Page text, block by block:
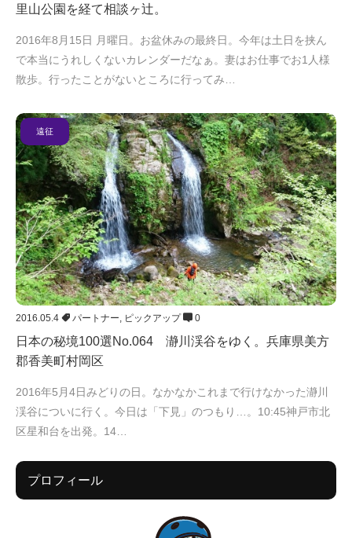
里山公園を経て相談ヶ辻。
2016年8月15日 月曜日。お盆休みの最終日。今年は土日を挟ん
で本当にうれしくないカレンダーだなぁ。妻はお仕事でお1人様
散歩。行ったことがないところに行ってみ…
遠征
2016.05.4 パートナー ピックアップ 0
日本の秘境100選No.064 瀞川渓谷をゆく。兵庫県美方
郡香美町村岡区
2016年5月4日みどりの日。なかなかこれまで行けなかった瀞川
渓谷についに行く。今日は「下見」のつもり…。10:45神戸市北
区星和台を出発。14…
プロフィール